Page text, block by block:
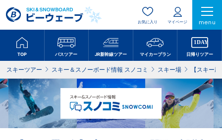
お気に入り マイページ menu
TOP バスツアー JR新幹線ツアー マイカープラン 日帰りツアー
スキーツアー スキー＆スノーボード情報 スノコミ スキー場 【スキー